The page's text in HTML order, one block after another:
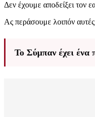
Δεν έχουμε αποδείξει τον
Ας περάσουμε λοιπόν αυτές
Το Σύμπαν έχει ένα